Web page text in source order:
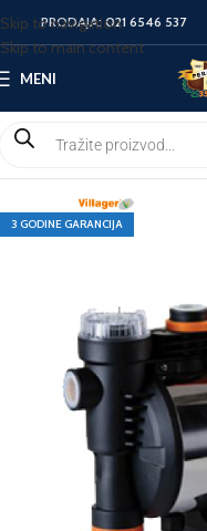
Skip to navigation
Skip to main content
PRODAJA:021 6546 537
MENI
3 GODINE GARANCIJA